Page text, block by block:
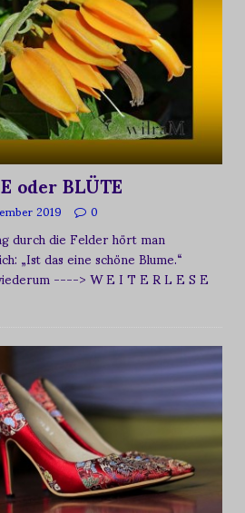
oder BLÜTE
2019 0
durch die Felder hört man
„Ist das eine schöne Blume.“
----> W E I T E R L E S E